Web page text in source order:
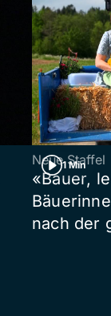
1 Min
Neue Staffel
«Bauer,
nach der